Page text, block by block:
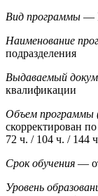
Вид программы —
Наименование
подразделения
Выдаваемый
квалификации
Объем программы
скорректирован
72 ч. / 104 ч. / 144
Срок обучения —
Уровень